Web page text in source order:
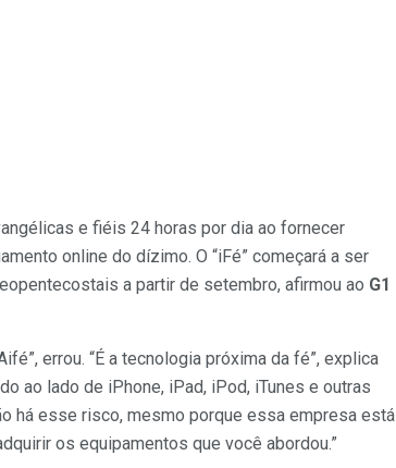
e fiéis 24 horas por dia ao fornecer
online do dízimo. O “iFé” começará a ser
a partir de setembro, afirmou ao G1
errou. “É a tecnologia próxima da fé”, explica
ao lado de iPhone, iPad, iPod, iTunes e outras
há esse risco, mesmo porque essa empresa está
os equipamentos que você abordou.”